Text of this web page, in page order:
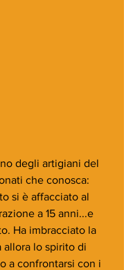
degli artigiani del
che conosca:
si è affacciato al
a 15 anni...e
Ha imbracciato la
allora lo spirito di
a confrontarsi con i